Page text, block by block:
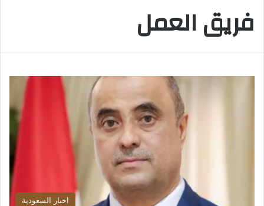
فريق العمل
اخبار السعودية